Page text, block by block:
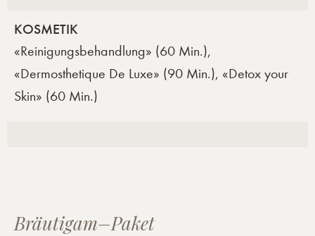
KOSMETIK
«Reinigungsbehandlung» (60 Min.),
«Dermosthetique De Luxe» (90 Min.), «Detox your
Skin» (60 Min.)
Bräutigam–Paket